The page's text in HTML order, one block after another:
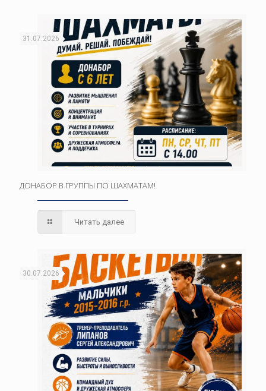
31.07.2026
ДОНАБОР В ГРУППЫ ПО ШАХМАТАМ!
Читать далее
30.07.2026